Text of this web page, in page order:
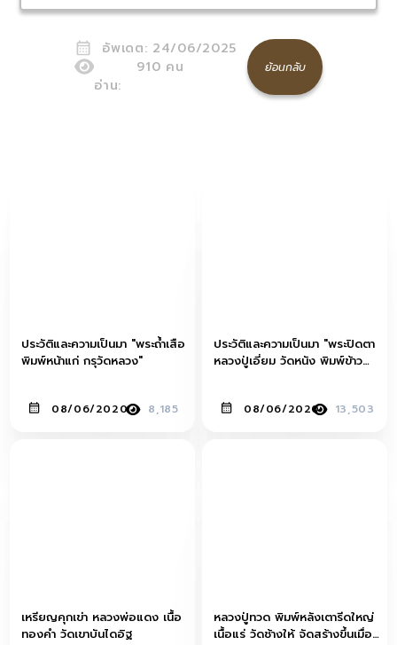
อัพเดต: 24/06/2025
อ่าน:
910 คน ย้อนกลับ
ประวัติและความเป็นมา "พระถ้ำเสือ
พิมพ์หน้าแก่ กรุวัดหลวง"
08/06/2020 8,185
ประวัติและความเป็นมา "พระปิดตา
หลวงปู่เอี่ยม วัดหนัง พิมพ์ข้าว
08/06/2020 13,503
เหรียญคุกเข่า หลวงพ่อแดง เนื้อ
ทองคำ วัดเขาบันไดอิฐ
หลวงปู่ทวด พิมพ์หลังเตารีดใหญ่
เนื้อแร่ วัดช้างให้ จัดสร้างขึ้นเมื่อ